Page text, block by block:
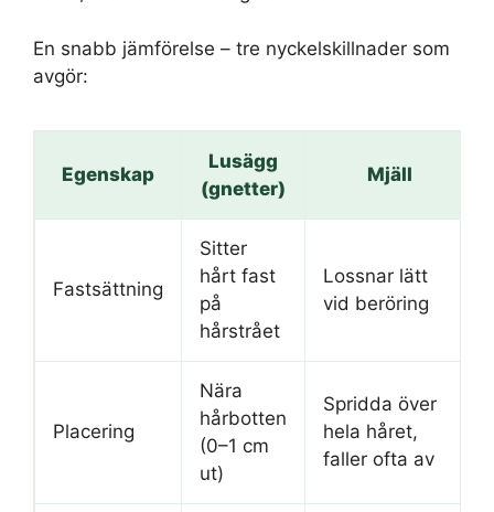
En snabb jämförelse – tre nyckelskillnader som
avgör:
Egenskap
Lusägg
(gnetter)
Mjäll
Fastsättning
Sitter
hårt fast
på
hårstrået
Lossnar lätt
vid beröring
Placering
Nära
hårbotten
(0–1 cm
ut)
Spridda över
hela håret,
faller ofta av